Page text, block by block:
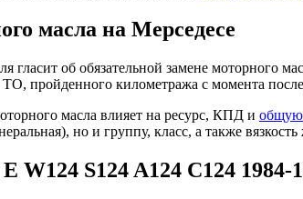
масла на Мерседесе
гласит об обязательной замене моторного
пройденного километража с момента
масла влияет на ресурс, КПД и общую
но и группу, класс, а также
W124 S124 A124 C124 1984-